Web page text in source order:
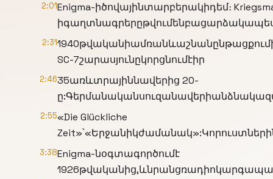
2:01Enigma-իծովայինտարբերակիդեմ։
2:31
SC-7շարասյունըկորցնումէիր
2:4635առևտրայիննավերից 20-
2:55«Die Glückliche
3:38Enigma-նօգտագործումէ